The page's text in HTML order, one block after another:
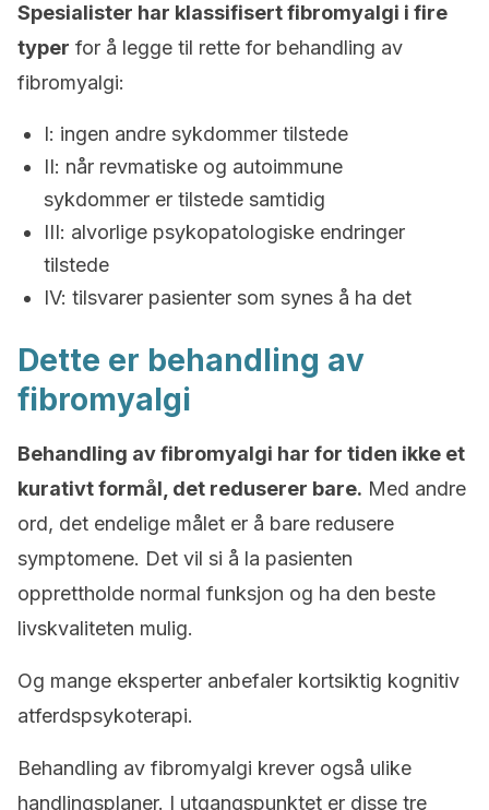
Spesialister har klassifisert fibromyalgi i fire
typer for å legge til rette for behandling av
fibromyalgi:
I: ingen andre sykdommer tilstede
II: når revmatiske og autoimmune
sykdommer er tilstede samtidig
III: alvorlige psykopatologiske endringer
tilstede
IV: tilsvarer pasienter som synes å ha det
Dette er behandling av
fibromyalgi
Behandling av fibromyalgi har for tiden ikke et
kurativt formål, det reduserer bare. Med andre
ord, det endelige målet er å bare redusere
symptomene. Det vil si å la pasienten
opprettholde normal funksjon og ha den beste
livskvaliteten mulig.
Og mange eksperter anbefaler kortsiktig kognitiv
atferdspsykoterapi.
Behandling av fibromyalgi krever også ulike
handlingsplaner. I utgangspunktet er disse tre